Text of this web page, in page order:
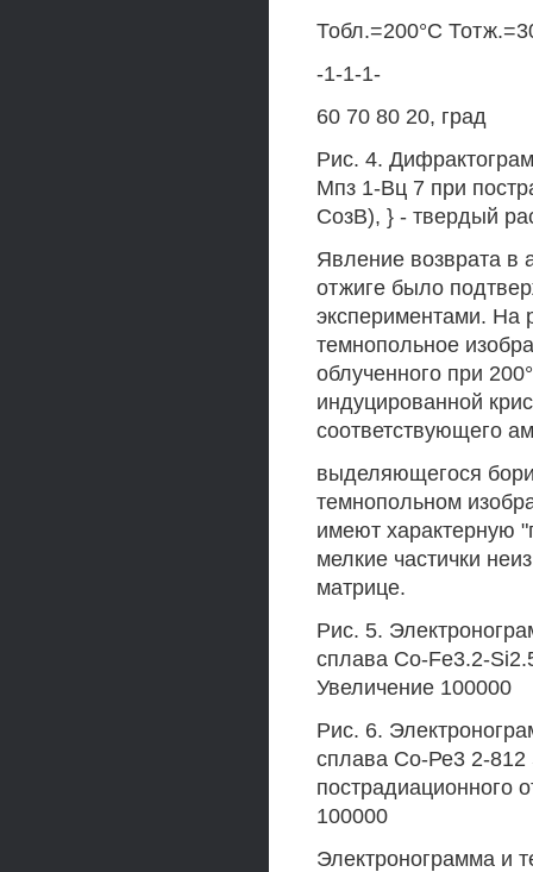
Тобл.=200°С
-1-1-1-
60 70 80 20, град
Рис. 4.
Мпз 1-Вц 7 при
СозВ), } - твердый
Явление возврата в
отжиге было
экспериментами. На
темнопольное
облученного при
индуцированной
соответствующего
выделяющегося
темнопольном
имеют характерную
мелкие частички
матрице.
Рис. 5.
сплава Со-Fe3.2-
Увеличение 100000
Рис. 6.
сплава Со-Ре3 2-
пострадиационного
100000
Электронограмма и